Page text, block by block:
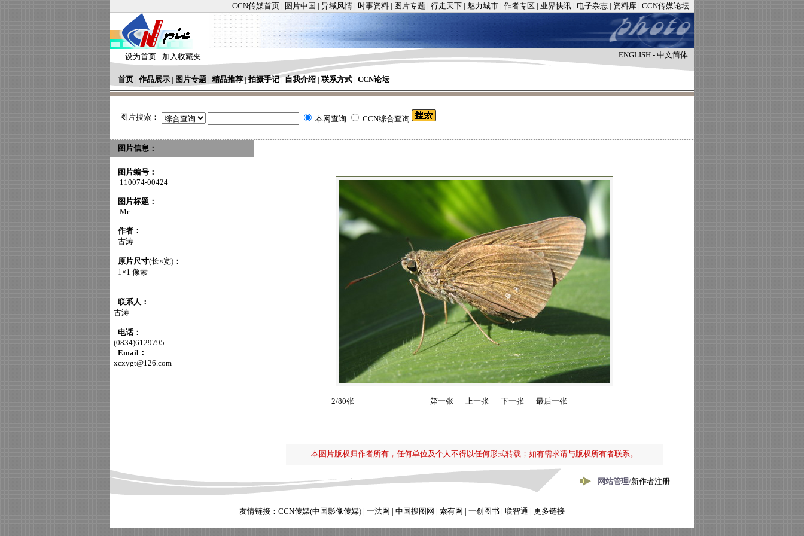
CCN传媒首页 | 图片中国 | 异域风情 | 时事资料 | 图片专题 | 行走天下 | 魅力城市 | 作者专区 | 业界快讯 | 电子杂志 | 资料库 | CCN传媒论坛
设为首页 - 加入收藏夹 ENGLISH - 中文简体
首页 | 作品展示 | 图片专题 | 精品推荐|拍摄手记|自我介绍 | 联系方式 | CCN论坛
图片搜索： 本网查询 CCN综合查询
图片信息：
图片编号：
110074-00424
图片标题：
Mr.
作者：
古涛
原片尺寸(长×宽) ：
1×1 像素
联系人：
古涛
电话：
(0834)6129795
Email：
xcxygt@126.com
2/80张 第一张 上一张 下一张 最后一张
本图片版权归作者所有，任何单位及个人不得以任何形式转载；如有需求请与版权所有者联系。
网站管理/新作者注册
友情链接： CCN传媒(中国影像传媒) | 一法网 | 中国搜图网 | 索有网 | 一创图书 | 联智通 | 更多链接